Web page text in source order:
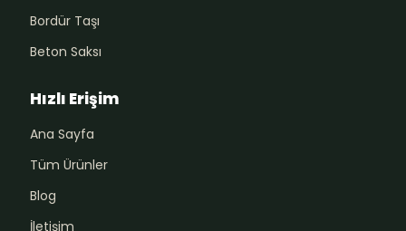
Bordür Taşı
Beton Saksı
Hızlı Erişim
Ana Sayfa
Tüm Ürünler
Blog
İletişim